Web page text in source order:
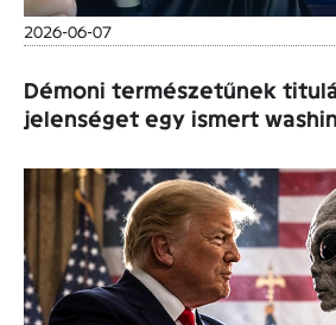
2026-06-07
Démoni természetűnek
jelenséget egy ismert